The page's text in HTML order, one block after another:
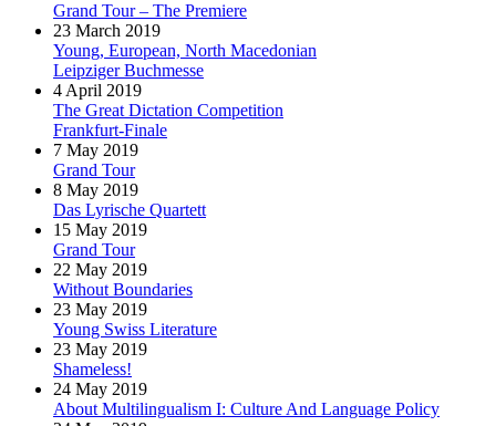
Grand Tour – The Premiere
23 March 2019
Young, European, North Macedonian
Leipziger Buchmesse
4 April 2019
The Great Dictation Competition
Frankfurt-Finale
7 May 2019
Grand Tour
8 May 2019
Das Lyrische Quartett
15 May 2019
Grand Tour
22 May 2019
Without Boundaries
23 May 2019
Young Swiss Literature
23 May 2019
Shameless!
24 May 2019
About Multilingualism I: Culture And Language Policy